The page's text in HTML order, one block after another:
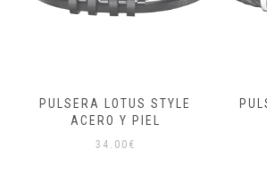
PULSERA LOTUS STYLE
ACERO Y PIEL
34.00 €